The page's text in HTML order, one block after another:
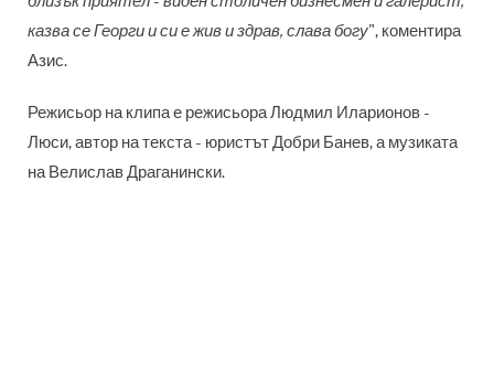
казва се Георги и си е жив и здрав, слава богу", коментира
Азис.
Режисьор на клипа е режисьора Людмил Иларионов -
Люси, автор на текста - юристът Добри Банев, а музиката
на Велислав Драганински.